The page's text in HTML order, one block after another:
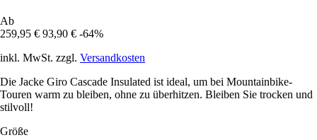
Ab
259,95 € 93,90 € -64%
inkl. MwSt. zzgl. Versandkosten
Die Jacke Giro Cascade Insulated ist ideal, um bei Mountainbike-
Touren warm zu bleiben, ohne zu überhitzen. Bleiben Sie trocken und
stilvoll!
Größe